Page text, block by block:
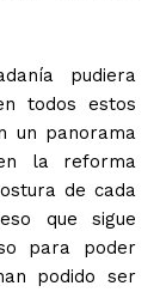
pudiera
todos estos
un panorama
la reforma
de cada
que sigue
para poder
podido ser